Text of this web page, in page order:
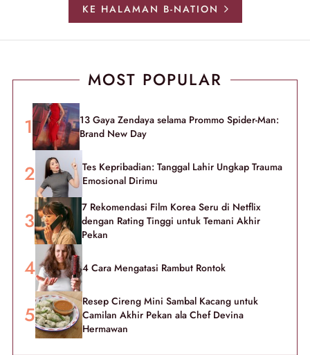
KE HALAMAN B-NATION
MOST POPULAR
13 Gaya Zendaya selama Prommo Spider-Man:
Brand New Day
Tes Kepribadian: Tanggal Lahir Ungkap Trauma
Emosional Dirimu
7 Rekomendasi Film Korea Seru di Netflix
dengan Rating Tinggi untuk Temani Akhir
Pekan
4 Cara Mengatasi Rambut Rontok
Resep Cireng Mini Sambal Kacang untuk
Camilan Akhir Pekan ala Chef Devina
Hermawan